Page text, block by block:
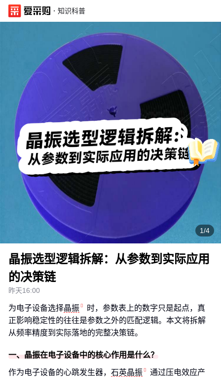
· 知识科普
1/4
晶振选型逻辑拆解：从参数到实际应用
的决策链
昨天16:00
为电子设备选择晶振
时，参数表上的数字只是起点，真
正影响稳定性的往往是参数之外的匹配逻辑。本文将拆解
从频率精度到实际落地的完整决策链。
一、晶振在电子设备中的核心作用是什么？
作为电子设备的心跳发生器， 石英晶振
通过压电效应产